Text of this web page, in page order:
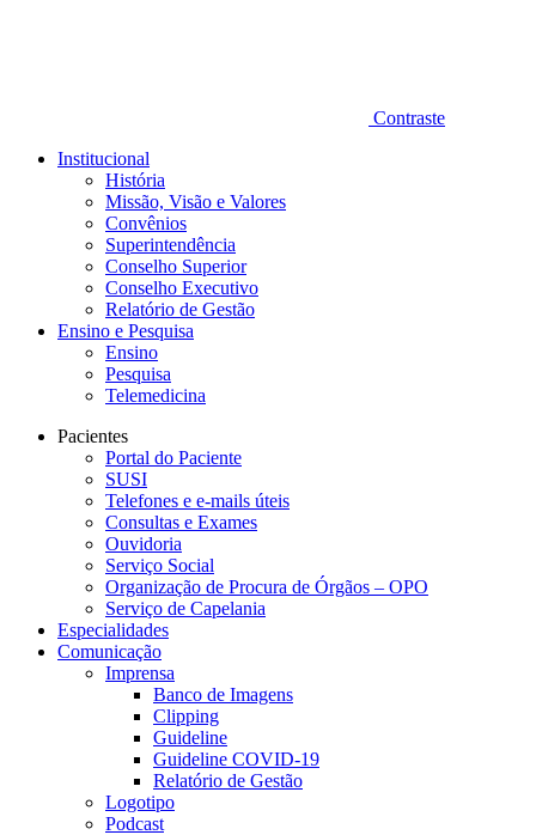
Contraste
Institucional
História
Missão, Visão e Valores
Convênios
Superintendência
Conselho Superior
Conselho Executivo
Relatório de Gestão
Ensino e Pesquisa
Ensino
Pesquisa
Telemedicina
Pacientes
Portal do Paciente
SUSI
Telefones e e-mails úteis
Consultas e Exames
Ouvidoria
Serviço Social
Organização de Procura de Órgãos – OPO
Serviço de Capelania
Especialidades
Comunicação
Imprensa
Banco de Imagens
Clipping
Guideline
Guideline COVID-19
Relatório de Gestão
Logotipo
Podcast